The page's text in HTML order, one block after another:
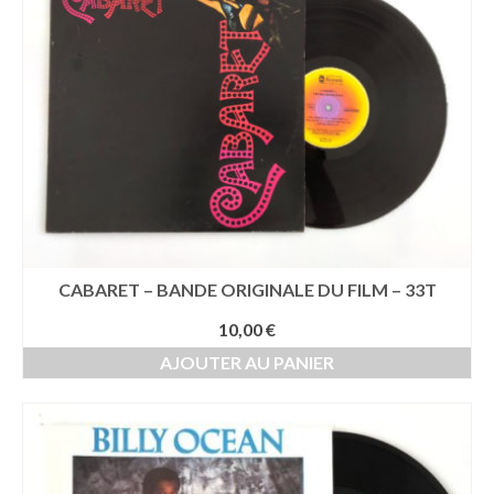
CABARET – BANDE ORIGINALE DU FILM – 33T
10,00€
AJOUTER AU PANIER